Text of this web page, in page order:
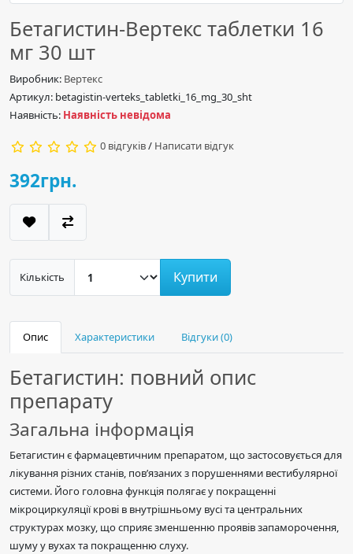
Бетагистин-Вертекс таблетки 16
мг 30 шт
Виробник: Вертекс
Артикул: betagistin-verteks_tabletki_16_mg_30_sht
Наявність: Наявність невідома
0 відгуків/ Написати відгук
392грн.
Кількість Купити
Опис Характеристики Відгуки (0)
Бетагистин: повний опис
препарату
Загальна інформація
Бетагистин є фармацевтичним препаратом, що застосовується для
лікування різних станів, пов’язаних з порушеннями вестибулярної
системи. Його головна функція полягає у покращенні
мікроциркуляції крові в внутрішньому вусі та центральних
структурах мозку, що сприяє зменшенню проявів запаморочення,
шуму у вухах та покращенню слуху.